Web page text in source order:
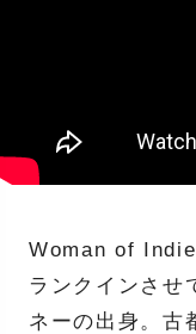
Woman of
ランクインさ
ネーの出身。古